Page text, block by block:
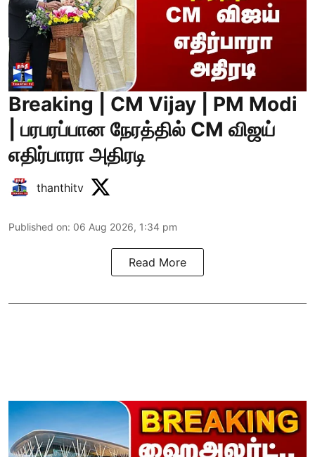
Breaking | CM Vijay | PM Modi
| பரபரப்பான நேரத்தில் CM விஜய்
எதிர்பாரா அதிரடி
thanthitv
Published on: 06 Aug 2026, 1:34 pm
Read More